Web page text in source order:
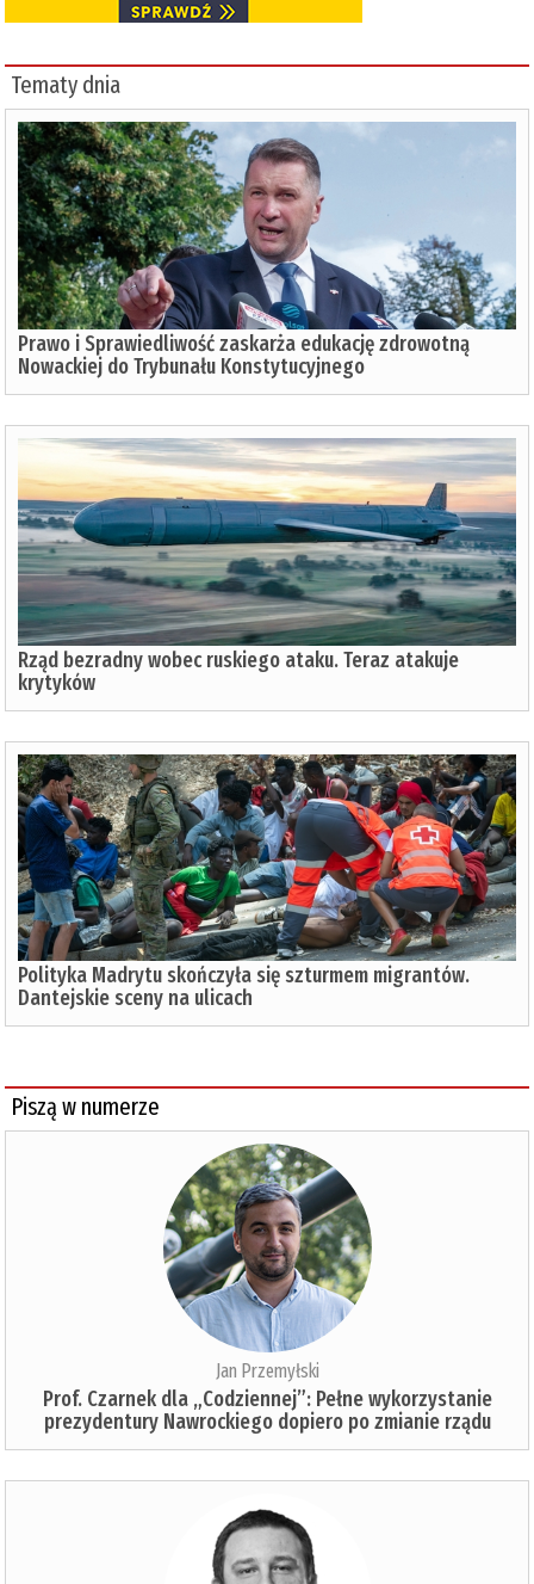
Tematy dnia
Prawo i Sprawiedliwość zaskarża edukację zdrowotną
Nowackiej do Trybunału Konstytucyjnego
Rząd bezradny wobec ruskiego ataku. Teraz atakuje
krytyków
Polityka Madrytu skończyła się szturmem migrantów.
Dantejskie sceny na ulicach
Piszą w numerze
Jan Przemyłski
Prof. Czarnek dla „Codziennej”: Pełne wykorzystanie
prezydentury Nawrockiego dopiero po zmianie rządu